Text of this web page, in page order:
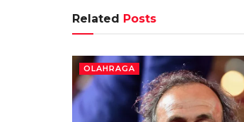
Related Posts
OLAHRAGA